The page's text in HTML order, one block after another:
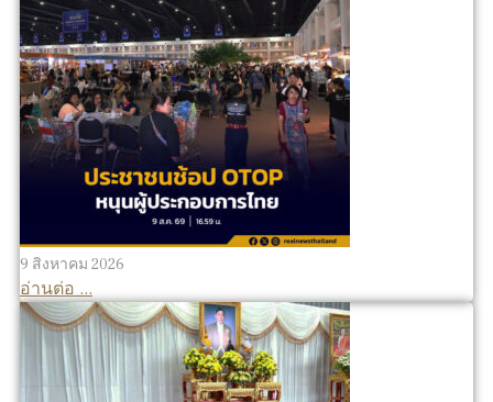
9 สิงหาคม 2026
อ่านต่อ ...